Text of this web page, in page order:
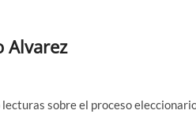
Alvarez
sobre el proceso